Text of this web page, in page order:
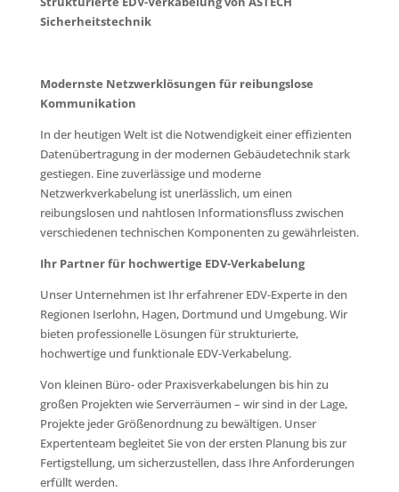
Sicherheitstechnik
Modernste Netzwerklösungen für reibungslose
Kommunikation
In der heutigen Welt ist die Notwendigkeit einer effizienten
Datenübertragung in der modernen Gebäudetechnik stark
gestiegen. Eine zuverlässige und moderne
Netzwerkverkabelung ist unerlässlich, um einen
reibungslosen und nahtlosen Informationsfluss zwischen
verschiedenen technischen Komponenten zu gewährleisten.
Ihr Partner für hochwertige EDV-Verkabelung
Unser Unternehmen ist Ihr erfahrener EDV-Experte in den
Regionen Iserlohn, Hagen, Dortmund und Umgebung. Wir
bieten professionelle Lösungen für strukturierte,
hochwertige und funktionale EDV-Verkabelung.
Von kleinen Büro- oder Praxisverkabelungen bis hin zu
großen Projekten wie Serverräumen – wir sind in der Lage,
Projekte jeder Größenordnung zu bewältigen. Unser
Expertenteam begleitet Sie von der ersten Planung bis zur
Fertigstellung, um sicherzustellen, dass Ihre Anforderungen
erfüllt werden.